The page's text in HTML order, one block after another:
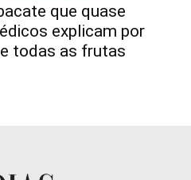
que quase
explicam por
todas as frutas